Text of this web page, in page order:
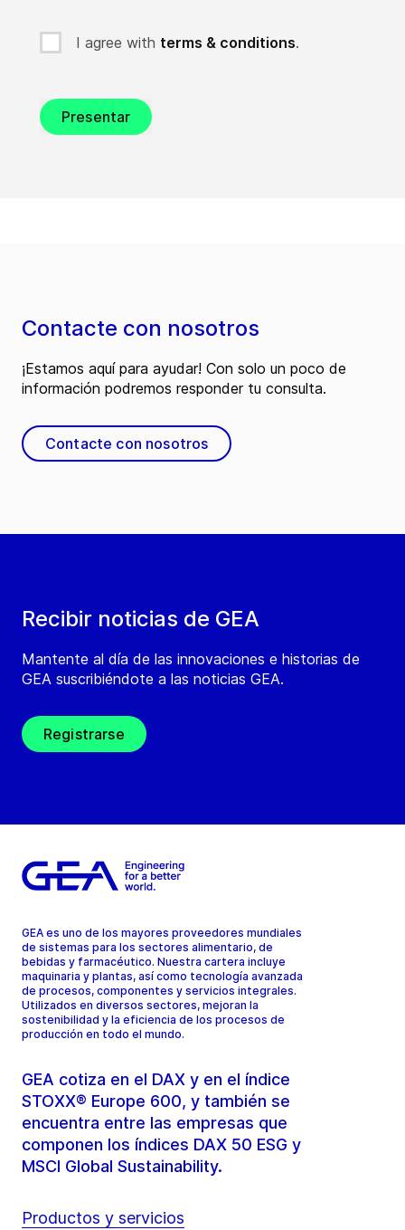
I agree with terms & conditions.
Presentar
Recibir noticias de GEA
Mantente al día de las innovaciones e historias de
GEA suscribiéndote a las noticias GEA.
Registrarse
Contacte con nosotros
¡Estamos aquí para ayudar! Con solo un poco de
información podremos responder tu consulta.
Contacte con nosotros
GEA es uno de los mayores proveedores mundiales
de sistemas para los sectores alimentario, de
bebidas y farmacéutico. Nuestra cartera incluye
maquinaria y plantas, así como tecnología avanzada
de procesos, componentes y servicios integrales.
Utilizados en diversos sectores, mejoran la
sostenibilidad y la eficiencia de los procesos de
producción en todo el mundo.
GEA cotiza en el DAX y en el índice
STOXX® Europe 600, y también se
encuentra entre las empresas que
componen los índices DAX 50 ESG y
MSCI Global Sustainability.
Productos y servicios